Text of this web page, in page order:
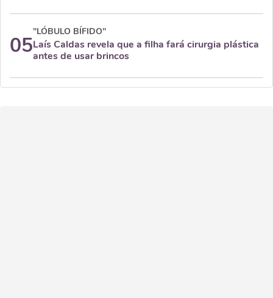
05
"LÓBULO BÍFIDO"
Laís Caldas revela que a filha fará cirurgia plástica
antes de usar brincos